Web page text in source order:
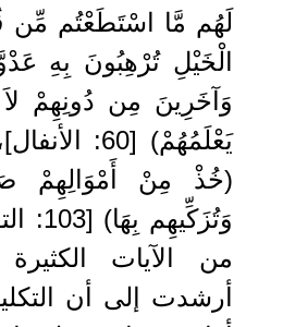
لَهُم مَّا اسْتَطَعْتُم مِّن
الْخَيْلِ تُرْهِبُونَ بِهِ
وَآخَرِينَ مِن دُونِهِمْ لاَ
يَعْلَمُهُمْ) [60:
(خُذْ مِنْ أَمْوَالِهِمْ
من الآيات
أرشدت إلى أن